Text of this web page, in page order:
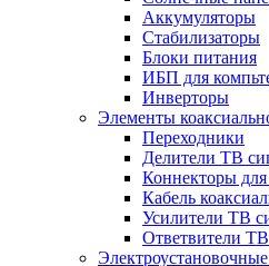
Аккумуляторы
Стабилизаторы
Блоки питания
ИБП для
Инверторы
Элементы
Переходники
Делители ТВ
Коннекторы для
Кабель
Усилители ТВ
Ответвители ТВ